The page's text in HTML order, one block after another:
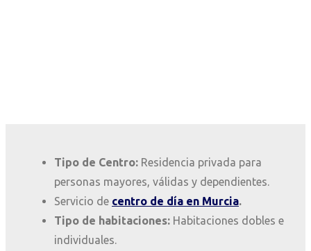
Tipo de Centro: Residencia privada para
personas mayores, válidas y dependientes.
Servicio de centro de día en Murcia.
Tipo de habitaciones: Habitaciones dobles e
individuales.